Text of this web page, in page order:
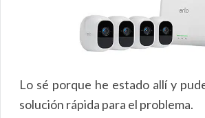
Lo sé porque he estado allí y
solución rápida para el problema.